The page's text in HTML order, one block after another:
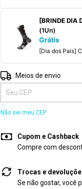
[BRINDE
(1Un)
Grátis
[Dia dos
Entregas para o CEP:
Meios de envio
Não sei meu CEP
Cupom e Cashback
Compre com
Trocas e
Se não gostar, você